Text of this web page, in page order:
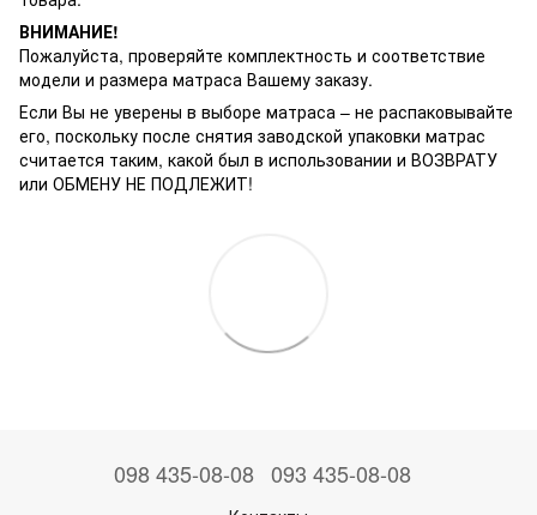
ВНИМАНИЕ!
Пожалуйста, проверяйте комплектность и соответствие
модели и размера матраса Вашему заказу.
Если Вы не уверены в выборе матраса – не распаковывайте
его, поскольку после снятия заводской упаковки матрас
считается таким, какой был в использовании и ВОЗВРАТУ
или ОБМЕНУ НЕ ПОДЛЕЖИТ!
098 435-08-08 093 435-08-08